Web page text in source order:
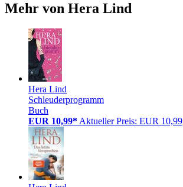
Mehr von Hera Lind
Hera Lind
Schleuderprogramm
Buch
EUR 10,99* Aktueller Preis: EUR 10,99